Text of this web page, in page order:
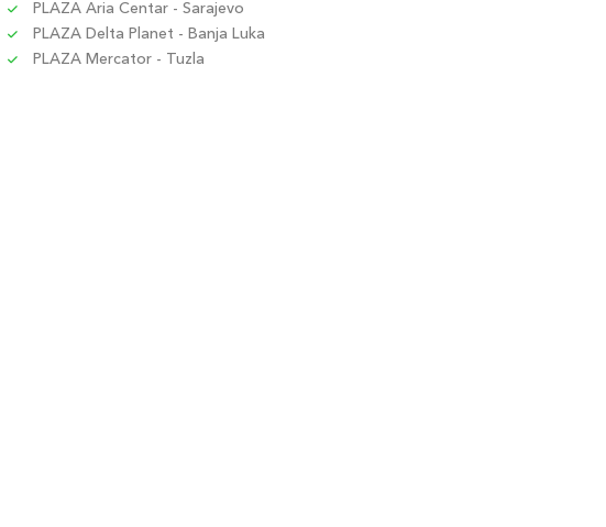
PLAZA Aria Centar - Sarajevo
PLAZA Delta Planet - Banja Luka
PLAZA Mercator - Tuzla